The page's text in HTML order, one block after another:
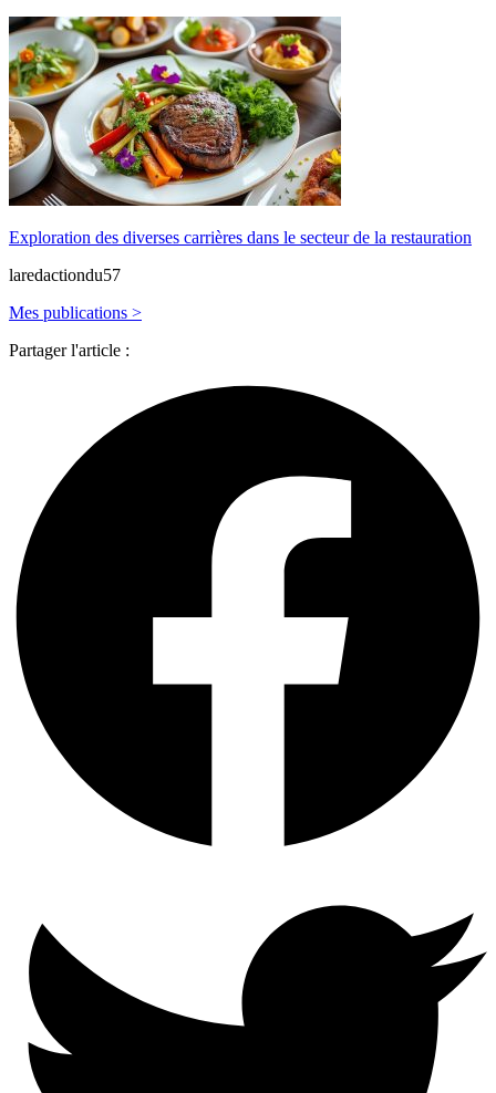
Exploration des diverses carrières dans le secteur de la restauration
laredactiondu57
Mes publications >
Partager l'article :